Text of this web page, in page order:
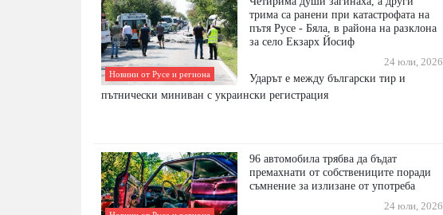
Новини от Русе и региона
трима са ранени при катастрофата на
пътя Русе - Бяла, в района на разклона
за село Екзарх Йосиф
24 юли, 2026
Ударът е между български тир и
пътнически миниван с украински регистрация
96 автомобила трябва да бъдат
премахнати от собствениците поради
съмнение за излизане от употреба
24 юли, 2026